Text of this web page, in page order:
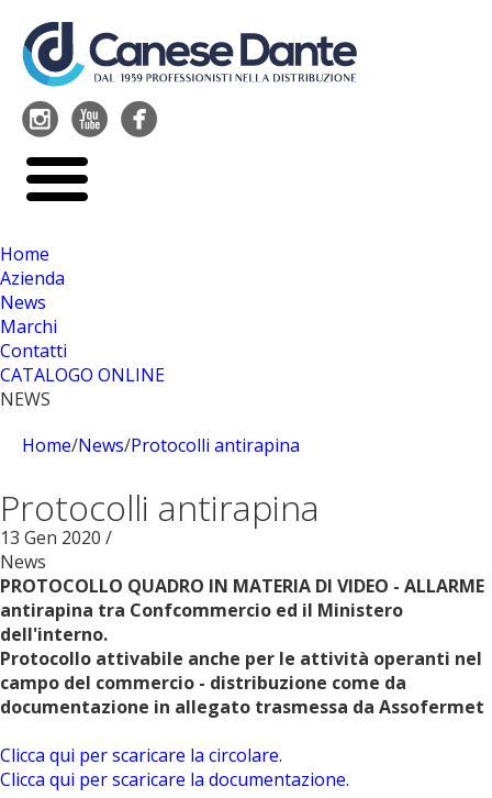
  
Home
Azienda
News
Marchi
Contatti
CATALOGO ONLINE
NEWS
Home/News/Protocolli antirapina
Protocolli antirapina
13 Gen 2020 /
News
PROTOCOLLO QUADRO IN MATERIA DI VIDEO - ALLARME
antirapina tra Confcommercio ed il Ministero
dell'interno.
Protocollo attivabile anche per le attività operanti nel
campo del commercio - distribuzione come da
documentazione in allegato trasmessa da Assofermet
Clicca qui per scaricare la circolare.
Clicca qui per scaricare la documentazione.